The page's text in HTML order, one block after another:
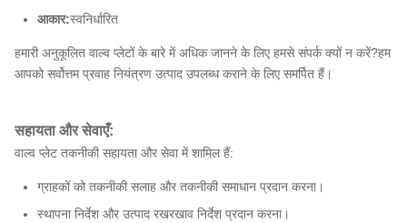
आकार:स्वनिर्धारित
हमारी अनुकूलित वाल्व प्लेटों के बारे में अधिक जानने के लिए हमसे संपर्क क्यों न करें?हम
आपको सर्वोत्तम प्रवाह नियंत्रण उत्पाद उपलब्ध कराने के लिए समर्पित हैं।
सहायता और सेवाएँ:
वाल्व प्लेट तकनीकी सहायता और सेवा में शामिल हैं:
ग्राहकों को तकनीकी सलाह और तकनीकी समाधान प्रदान करना।
स्थापना निर्देश और उत्पाद रखरखाव निर्देश प्रदान करना।